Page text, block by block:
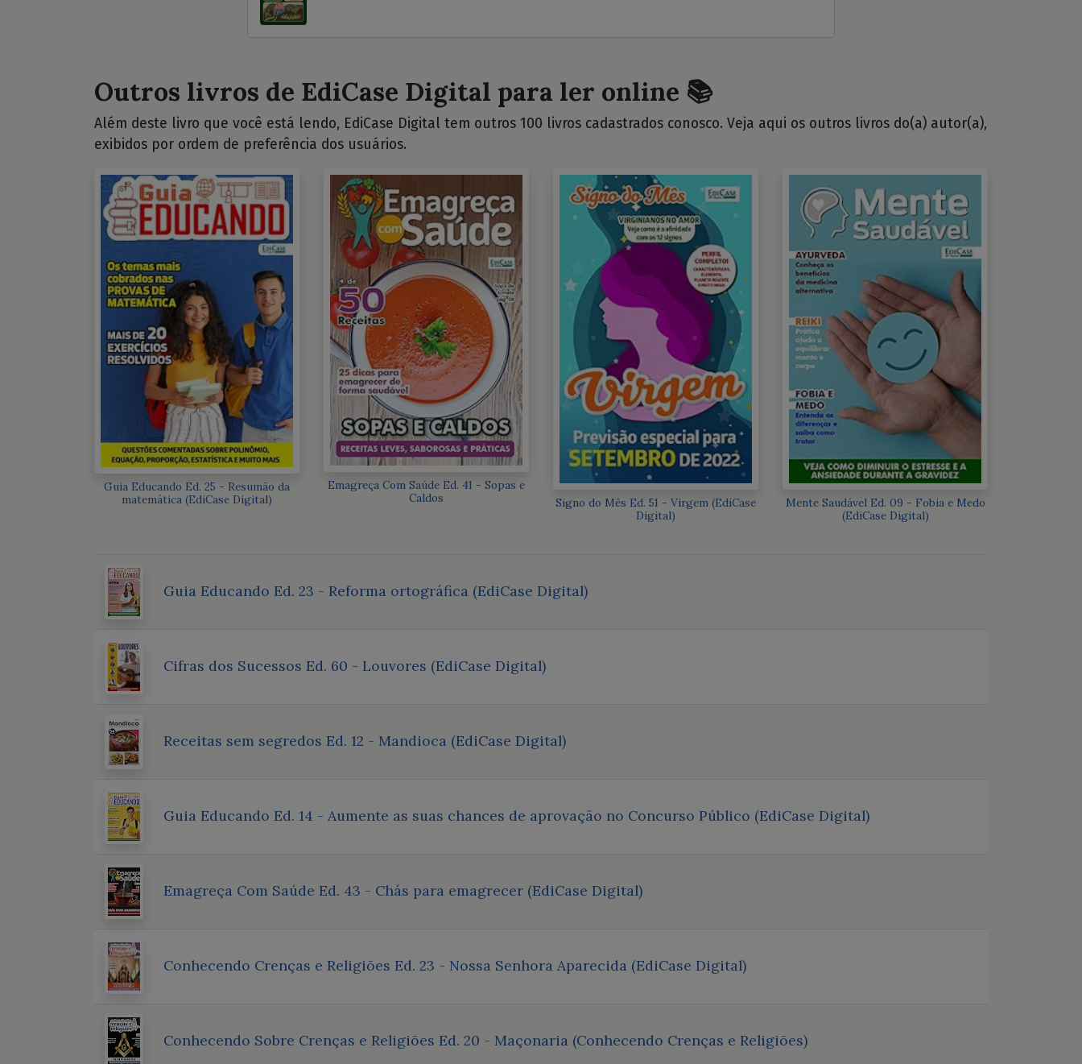
Outros livros de EdiCase Digital para ler online 📚
Além deste livro que você está lendo, EdiCase Digital tem outros 100 livros cadastrados conosco. Veja aqui os outros livros do(a) autor(a),
exibidos por ordem de preferência dos usuários.
Guia Educando Ed. 25 - Resumão da
matemática (EdiCase Digital)
Emagreça Com Saúde Ed. 41 - Sopas e
Caldos
Signo do Mês Ed. 51 - Virgem (EdiCase
Digital)
Mente Saudável Ed. 09 - Fobia e Medo
(EdiCase Digital)
Guia Educando Ed. 23 - Reforma ortográfica (EdiCase Digital)
Cifras dos Sucessos Ed. 60 - Louvores (EdiCase Digital)
Receitas sem segredos Ed. 12 - Mandioca (EdiCase Digital)
Guia Educando Ed. 14 - Aumente as suas chances de aprovação no Concurso Público (EdiCase Digital)
Emagreça Com Saúde Ed. 43 - Chás para emagrecer (EdiCase Digital)
Conhecendo Crenças e Religiões Ed. 23 - Nossa Senhora Aparecida (EdiCase Digital)
Conhecendo Sobre Crenças e Religiões Ed. 20 - Maçonaria (Conhecendo Crenças e Religiões)